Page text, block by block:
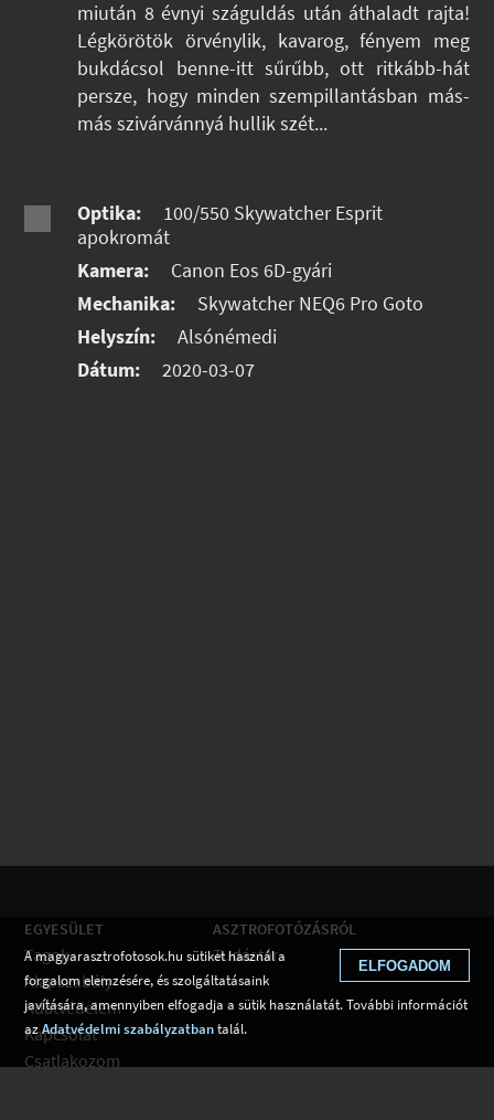
miután 8 évnyi száguldás után áthaladt rajta!
Légkörötök örvénylik, kavarog, fényem meg
bukdácsol benne-itt sűrűbb, ott ritkább-hát
persze, hogy minden szempillantásban más-
más szivárvánnyá hullik szét...
Optika:
100/550 Skywatcher Esprit
apokromát
Kamera:
Canon Eos 6D-gyári
Mechanika:
Skywatcher NEQ6 Pro Goto
Helyszín:
Alsónémedi
Dátum:
2020-03-07
EGYESÜLET
Tagok
Alapszabály
Adatvédelem
Kapcsolat
Csatlakozom
ASZTROFOTÓZÁSRÓL
Tudástár ELFOGADOM
A magyarasztrofotosok.hu sütiket használ a
forgalom elemzésére, és szolgáltatásaink
javítására, amennyiben elfogadja a sütik használatát. További információt
azAdatvédelmi szabályzatbantalál.